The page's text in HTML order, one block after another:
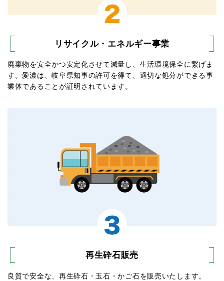
リサイクル・エネルギー事業
廃棄物を安全かつ安定化させて減量し、生活環境保全に繋げま
す。愛濃は、岐阜県知事の許可を得て、適切な処分ができる事
業体であることが証明されています。
再生砕石販売
良質で安全な、再生砕石・玉石・かご石を販売いたします。